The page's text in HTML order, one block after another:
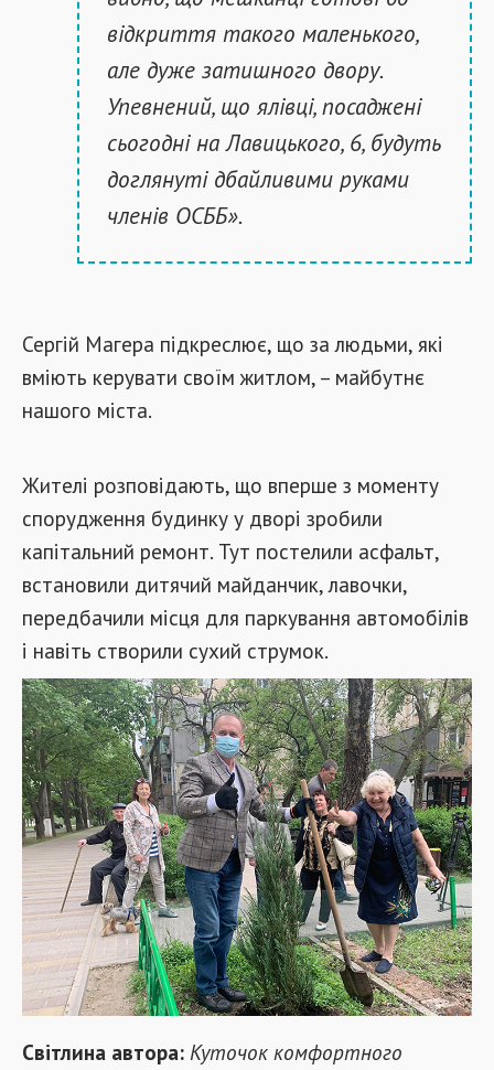
відкриття такого маленького,
але дуже затишного двору.
Упевнений, що ялівці, посаджені
сьогодні на Лавицького, 6, будуть
доглянуті дбайливими руками
членів ОСББ».
Сергій Магера підкреслює, що за людьми, які
вміють керувати своїм житлом, – майбутнє
нашого міста.
Жителі розповідають, що вперше з моменту
спорудження будинку у дворі зробили
капітальний ремонт. Тут постелили асфальт,
встановили дитячий майданчик, лавочки,
передбачили місця для паркування автомобілів
і навіть створили сухий струмок.
Світлина автора: Куточок комфортного